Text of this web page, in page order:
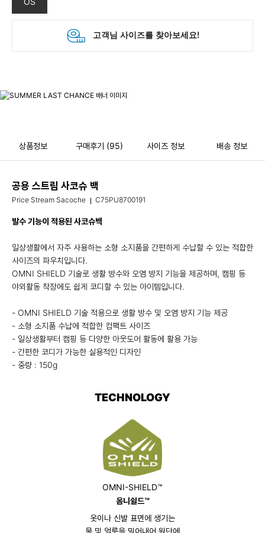
상품정보 구매후기 (95) 사이즈 정보 배송 정보
공용 스트림 사코슈 백
Price Stream Sacoche C75PU8700191
발수 기능이 적용된 사코슈백
일상생활에서 자주 사용하는 소형 소지품을 간편하게 수납할 수 있는 적합한
사이즈의 파우치입니다.
OMNI SHIELD 기술로 생활 방수와 오염 방지 기능을 제공하며, 캠핑 등
야외활동 착장에도 쉽게 코디할 수 있는 아이템입니다.
- OMNI SHIELD 기술 적용으로 생활 방수 및 오염 방지 기능 제공
- 소형 소지품 수납에 적합한 컴팩트 사이즈
- 일상생활부터 캠핑 등 다양한 아웃도어 활동에 활용 가능
- 간편한 코디가 가능한 실용적인 디자인
- 중량 : 150g
TECHNOLOGY
OMNI-SHIELD™
옴니쉴드™
옷이나 신발 표면에 생기는